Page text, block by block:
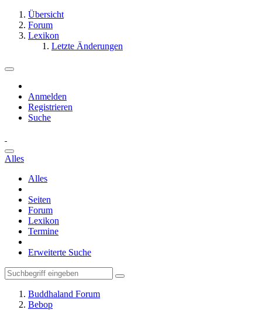
Übersicht
Forum
Lexikon
Letzte Änderungen
Anmelden
Registrieren
Suche
Alles
Alles
Seiten
Forum
Lexikon
Termine
Erweiterte Suche
Buddhaland Forum
Bebop